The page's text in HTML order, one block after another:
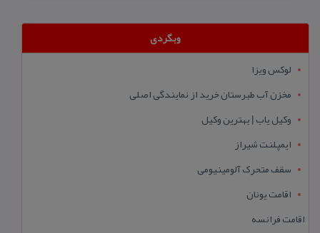
وبگردی
لوکس ویزا
مخزن آب طبرستان خرید از نمایندگی اصلی
وکیل یاب | بهترین وکیل
ایمپلنت شیراز
سقف متحرک آلومینیومی
اقامت یونان
اقامت فرانسه